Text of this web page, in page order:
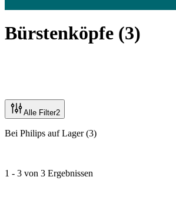
Bürstenköpfe (3)
Alle Filter2
Bei Philips auf Lager (3)
1 - 3 von 3 Ergebnissen